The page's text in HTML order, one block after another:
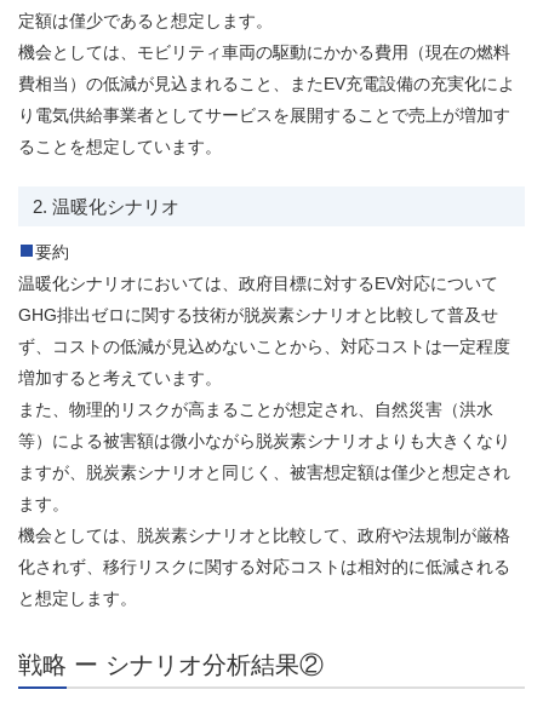
定額は僅少であると想定します。​
機会としては、モビリティ車両の駆動にかかる費用（現在の燃料
費相当）の低減が見込まれること、またEV充電設備の充実化によ
り電気供給事業者としてサービスを展開することで売上が増加す
ることを想定しています。
2. 温暖化シナリオ
要約
温暖化シナリオにおいては、政府目標に対するEV対応について
GHG排出ゼロに関する技術が脱炭素シナリオと比較して普及せ
ず、コストの低減が見込めないことから、対応コストは一定程度
増加すると考えています。
また、物理的リスクが高まることが想定され、自然災害（洪水
等）による被害額は微小ながら脱炭素シナリオよりも大きくなり
ますが、脱炭素シナリオと同じく、被害想定額は僅少と想定され
ます。
機会としては、脱炭素シナリオと比較して、政府や法規制が厳格
化されず、移行リスクに関する対応コストは相対的に低減される
と想定します。
戦略 ー シナリオ分析結果②